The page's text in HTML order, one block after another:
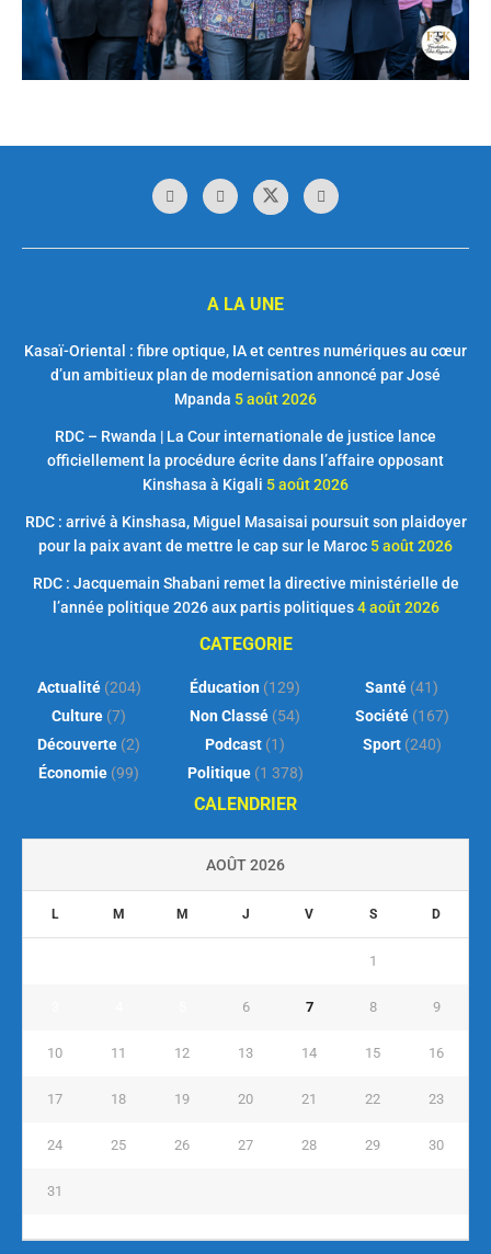
A LA UNE
Kasaï-Oriental : fibre optique, IA et centres numériques au cœur
d’un ambitieux plan de modernisation annoncé par José
Mpanda 5 août 2026
RDC – Rwanda | La Cour internationale de justice lance
officiellement la procédure écrite dans l’affaire opposant
Kinshasa à Kigali 5 août 2026
RDC : arrivé à Kinshasa, Miguel Masaisai poursuit son plaidoyer
pour la paix avant de mettre le cap sur le Maroc 5 août 2026
RDC : Jacquemain Shabani remet la directive ministérielle de
l’année politique 2026 aux partis politiques 4 août 2026
CATEGORIE
Actualité(204)
Culture (7)
Découverte (2)
Économie (99)
Éducation (129)
Non Classé (54)
Podcast (1)
Politique(1 378)
Santé (41)
Société(167)
Sport(240)
CALENDRIER
AOÛT 2026
L M M J V S D
1
6 7 8 9
10 11 12 13 14 15 16
17 18 19 20 21 22 23
24 25 26 27 28 29 30
31